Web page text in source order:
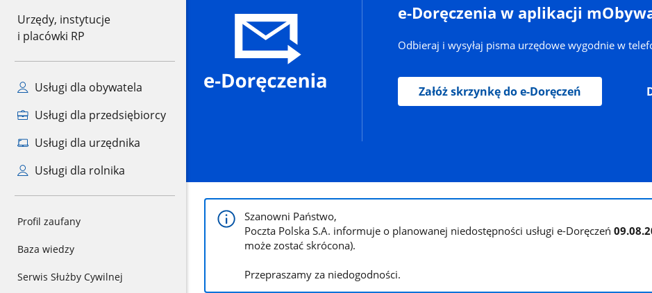
Urzędy, instytucje
i placówki RP
Usługi dla obywatela
Usługi dla przedsiębiorcy
Usługi dla urzędnika
Usługi dla rolnika
Profil zaufany
Baza wiedzy
Serwis Służby Cywilnej
e-Doręczenia w aplikacji
Odbieraj i wysyłaj pisma urzędowe wygodnie w
Załóż skrzynkę do e-Doręczeń
Szanowni Państwo,
Poczta Polska S.A. informuje o planowanej niedostępności usługi e-Doręczeń
może zostać skrócona).
Przepraszamy za niedogodności.